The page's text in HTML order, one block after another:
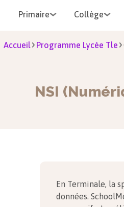
Primaire Collège
Accueil Programme Lycée Tle
NSI
En Terminale, la
données.